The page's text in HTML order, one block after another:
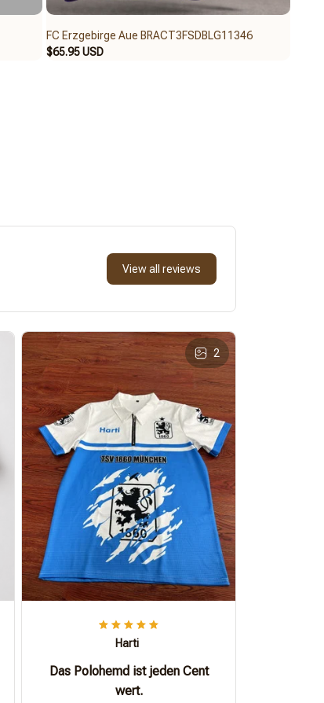
FC Erzgebirge Aue BRACT3FSDBLG11346
$65.95 USD
View all reviews
2
Harti
Das Polohemd ist jeden Cent
wert.